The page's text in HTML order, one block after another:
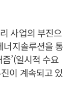
사업의 부진으
너지솔루션을 통
’(일시적 수요
이 계속되고 있